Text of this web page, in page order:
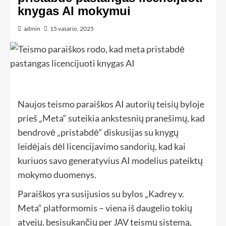
knygas AI mokymui
admin 15 vasario, 2025
Naujos teismo paraiškos AI autorių teisių byloje
prieš „Meta“ suteikia ankstesnių pranešimų, kad
bendrovė „pristabdė“ diskusijas su knygų
leidėjais dėl licencijavimo sandorių, kad kai
kuriuos savo generatyvius AI modelius pateiktų
mokymo duomenys.
Paraiškos yra susijusios su bylos „Kadrey v.
Meta“ platformomis – viena iš daugelio tokių
atvejų, besisukančių per JAV teismų sistemą,